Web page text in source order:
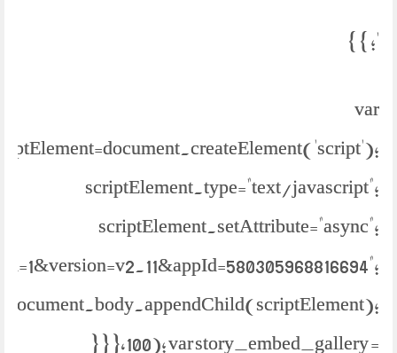
'; } }
var
scriptElement.type="text/javascript";
scriptElement.setAttribute="async";
document.body.appendChild(scriptElement);
} } },100); var story_embed_gallery =